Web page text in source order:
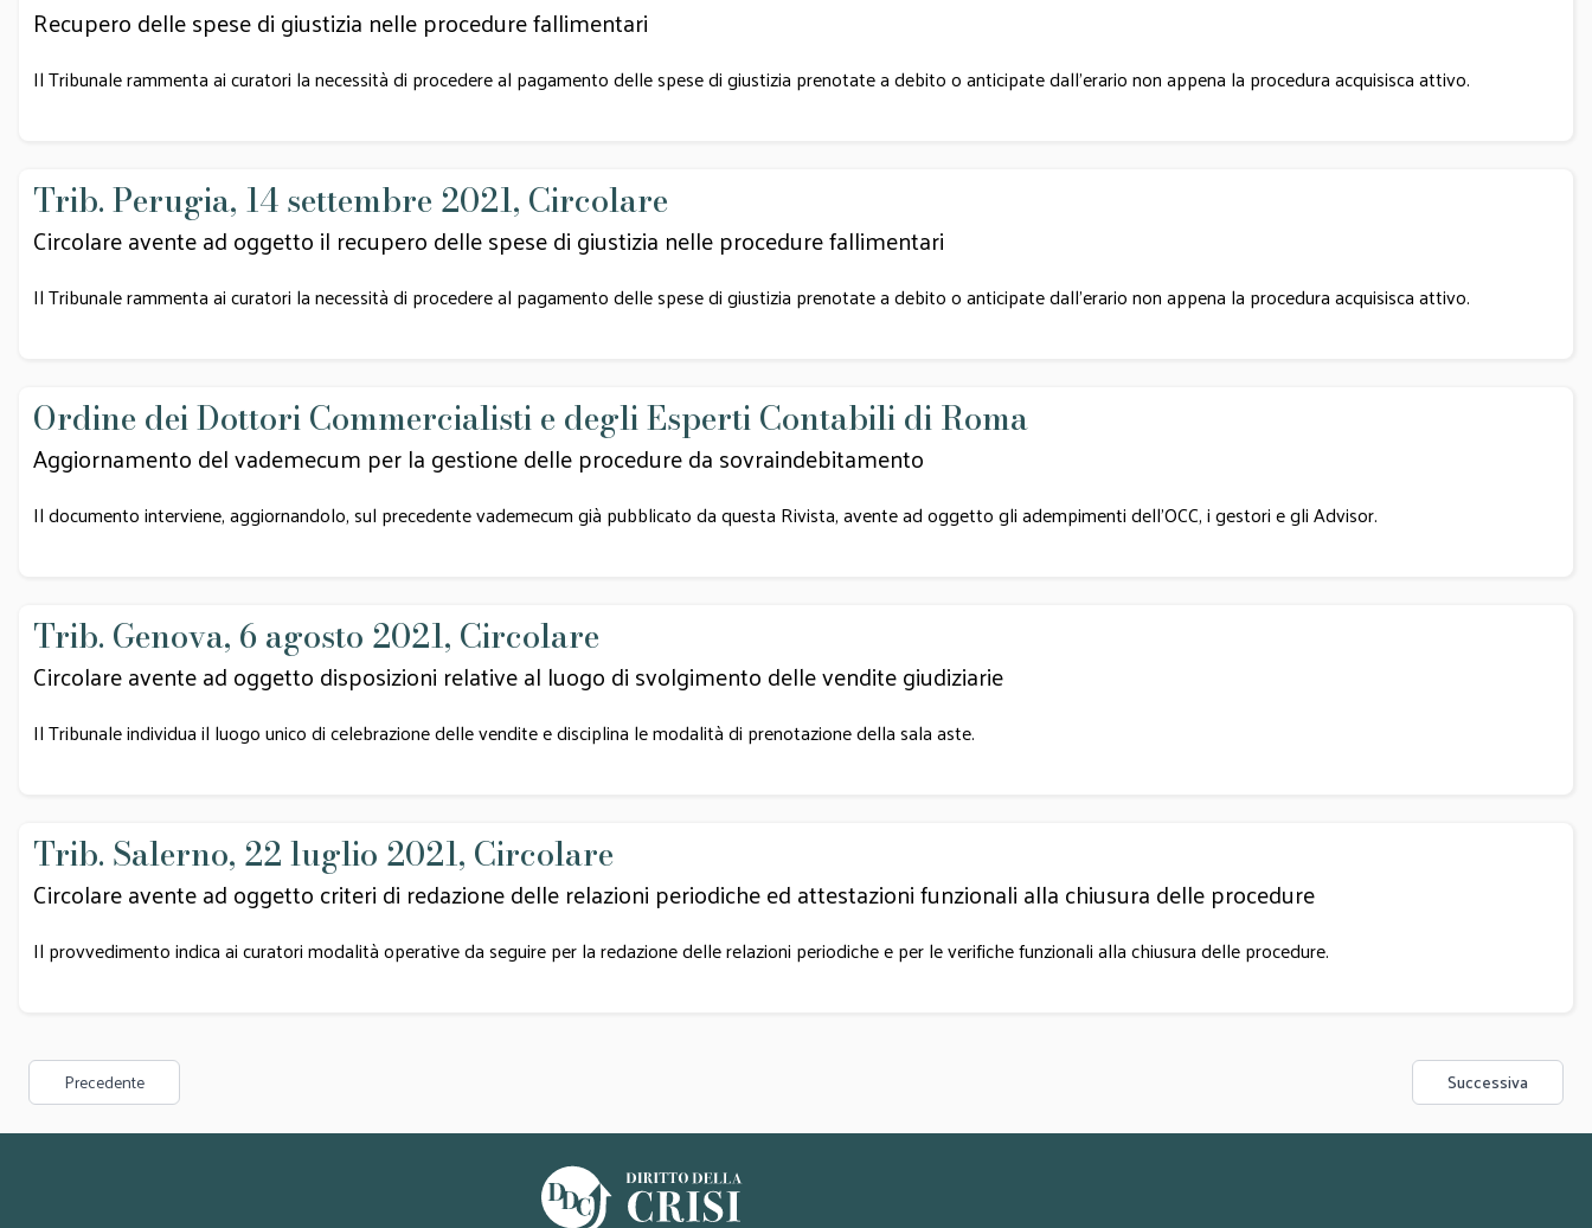
Recupero delle spese di giustizia nelle procedure fallimentari
Il Tribunale rammenta ai curatori la necessità di procedere al pagamento delle spese di giustizia prenotate a debito o anticipate dall’erario non appena la procedura acquisisca attivo.
Trib. Perugia, 14 settembre 2021, Circolare
Circolare avente ad oggetto il recupero delle spese di giustizia nelle procedure fallimentari
Il Tribunale rammenta ai curatori la necessità di procedere al pagamento delle spese di giustizia prenotate a debito o anticipate dall’erario non appena la procedura acquisisca attivo.
Ordine dei Dottori Commercialisti e degli Esperti Contabili di Roma
Aggiornamento del vademecum per la gestione delle procedure da sovraindebitamento
Il documento interviene, aggiornandolo, sul precedente vademecum già pubblicato da questa Rivista, avente ad oggetto gli adempimenti dell’OCC, i gestori e gli Advisor.
Trib. Genova, 6 agosto 2021, Circolare
Circolare avente ad oggetto disposizioni relative al luogo di svolgimento delle vendite giudiziarie
Il Tribunale individua il luogo unico di celebrazione delle vendite e disciplina le modalità di prenotazione della sala aste.
Trib. Salerno, 22 luglio 2021, Circolare
Circolare avente ad oggetto criteri di redazione delle relazioni periodiche ed attestazioni funzionali alla chiusura delle procedure
Il provvedimento indica ai curatori modalità operative da seguire per la redazione delle relazioni periodiche e per le verifiche funzionali alla chiusura delle procedure.
Precedente Successiva